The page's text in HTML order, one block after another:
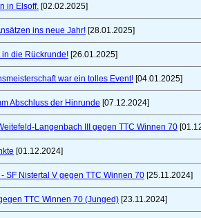
in Elsoff. [02.02.2025]
ins neue Jahr! [28.01.2025]
in die Rückrunde! [26.01.2025]
war ein tolles Event! [04.01.2025]
Abschluss der Hinrunde [07.12.2024]
Langenbach III gegen TTC Winnen 70
[01.12.2024]
SF Nistertal V gegen TTC Winnen 70 [25.11.2024]
TTC Winnen 70 (Junged) [23.11.2024]